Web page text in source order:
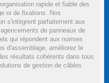
rapide et fiable des
ni de fixations. Nos
s'intègrent parfaitement aux
de panneaux de
qui répondent aux normes
d'assemblage, améliorez le
résultats cohérents dans tous
de gestion de câbles